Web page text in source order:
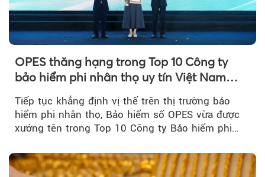
OPES thăng hạng trong Top 10 Công ty
bảo hiểm phi nhân thọ uy tín Việt Nam
Tiếp tục khẳng định vị thế trên thị trường bảo
hiểm phi nhân thọ, Bảo hiểm số OPES vừa được
xướng tên trong Top 10 Công ty Bảo hiểm phi